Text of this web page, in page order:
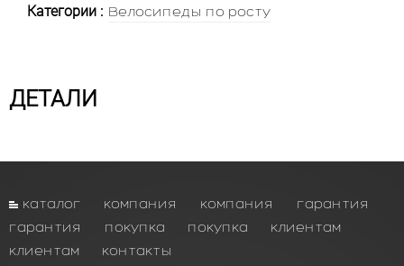
Категории : Велосипеды по росту
ДЕТАЛИ
каталог компания компания
гарантия
гарантия
покупка покупка
клиентам
клиентам
контакты